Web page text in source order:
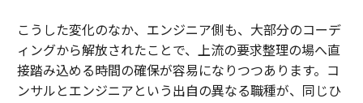
こうした変化のなか、エンジニア側も、大部分のコーデ
ィングから解放されたことで、上流の要求整理の場へ直
接踏み込める時間の確保が容易になりつつあります。コ
ンサルとエンジニアという出自の異なる職種が、同じひ